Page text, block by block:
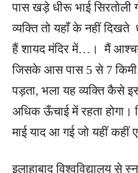
पास खड़े धीरू भाई
व्यक्ति तो यहाँ के नहीं
हैं शायद मंदिर में…। मैं
जिसके आस पास 5 से 7 किमी.
पड़ता, भला यह व्यक्ति कैसे
अधिक ऊँचाई में रहता
माई याद आ गई जो यहीं कहीं
इलाहाबाद विश्वविद्यालय से